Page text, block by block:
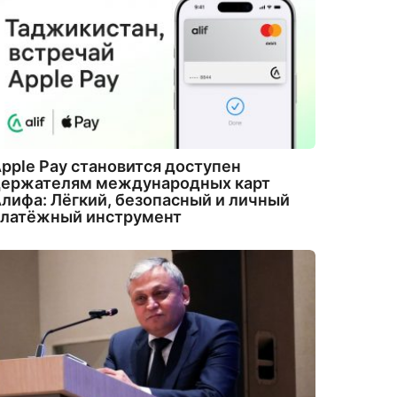
Pay становится доступен
международных карт
Лёгкий, безопасный и личный
инструмент